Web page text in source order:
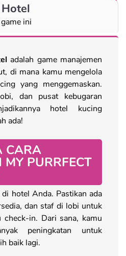
ini
adalah game manajemen
di mana kamu mengelola
yang menggemaskan.
dan pusat kebugaran
hotel kucing
ada!
CARA
PURRFECT
hotel Anda. Pastikan ada
dan staf di lobi untuk
check-in. Dari sana, kamu
peningkatan untuk
baik lagi.